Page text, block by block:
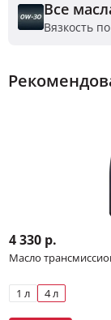
Все
Вязкость по
4 330 р.
Масло
1 л 4 л